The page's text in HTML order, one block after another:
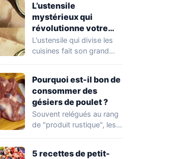
entoure parfois…
L’ustensile
mystérieux qui
révolutionne votre
petit-déjeuner en 30
secondes
L'ustensile qui divise les
cuisines fait son grand
Pourquoi est-il bon de
consommer des
gésiers de poulet ?
Souvent relégués au rang
de "produit rustique", les
5 recettes de petit-